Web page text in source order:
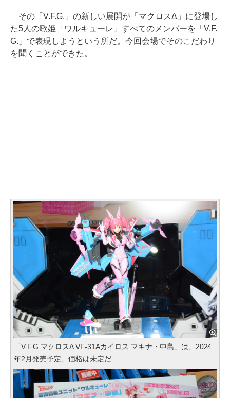
その「V.F.G.」の新しい展開が「マクロスΔ」に登場し
た5人の歌姫「ワルキューレ」すべてのメンバーを「V.F.
G.」で表現しようという所だ。今回会場でそのこだわり
を聞くことができた。
「V.F.G.マクロスΔ VF-31Aカイロス マキナ・中島」は、2024
年2月発売予定、価格は未定だ